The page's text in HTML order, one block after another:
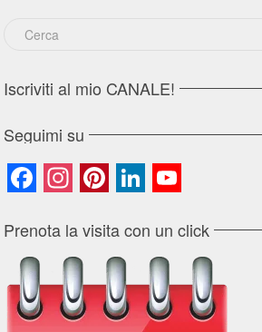
Iscriviti al mio CANALE!
Seguimi su
Facebook
Instagram
Pinterest
LinkedIn
YouTube
Channel
Prenota la visita con un click